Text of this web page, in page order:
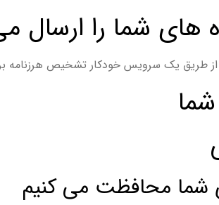
های شما را ارسال
از طریق یک سرویس خودکار تشخیص هرزنامه
شما محافظت می کنیم